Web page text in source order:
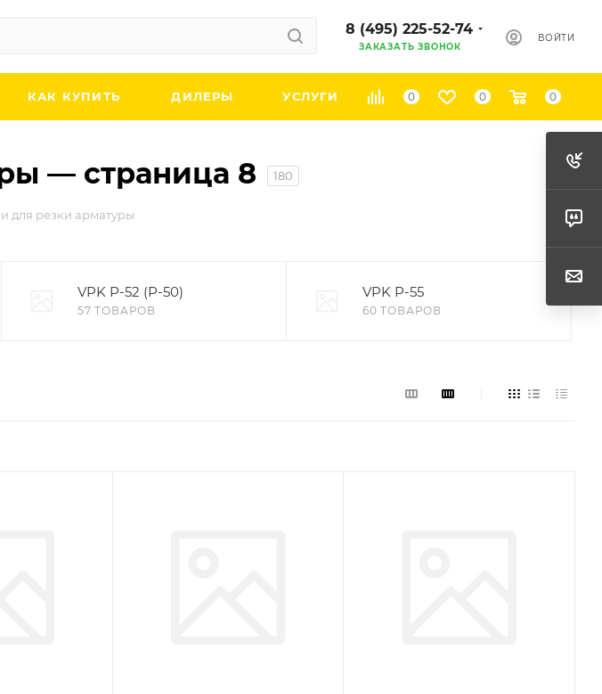
8 (495) 225-52-74
ЗАКАЗАТЬ ЗВОНОК
ВОЙТИ
0 0 0
КАК КУПИТЬ ДИЛЕРЫ УСЛУГИ
— страница 8 180
для резки арматуры
VPK Р-52 (Р-50)
57 ТОВАРОВ
VPK Р-55
60 ТОВАРОВ